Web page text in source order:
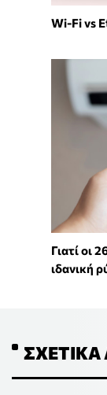
Wi-Fi vs
Γιατί οι
ιδανική